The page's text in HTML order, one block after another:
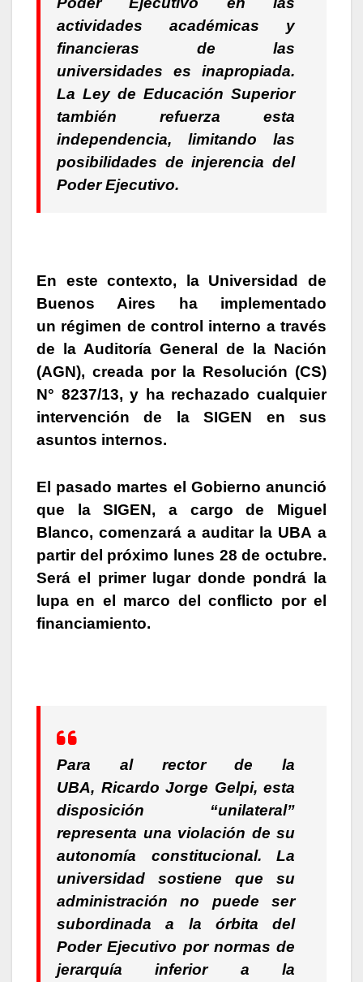
actividades académicas y
financieras de las
universidades es inapropiada.
La Ley de Educación Superior
también refuerza esta
independencia, limitando las
posibilidades de injerencia del
Poder Ejecutivo.
En este contexto, la Universidad de
Buenos Aires ha implementado
un régimen de control interno a través
de la Auditoría General de la Nación
(AGN), creada por la Resolución (CS)
N° 8237/13, y ha rechazado cualquier
intervención de la SIGEN en sus
asuntos internos.
El pasado martes el Gobierno anunció
que la SIGEN, a cargo de Miguel
Blanco, comenzará a auditar la UBA a
partir del próximo lunes 28 de octubre.
Será el primer lugar donde pondrá la
lupa en el marco del conflicto por el
financiamiento.
Para al rector de la
UBA, Ricardo Jorge Gelpi, esta
disposición “unilateral”
representa una violación de su
autonomía constitucional. La
universidad sostiene que su
administración no puede ser
subordinada a la órbita del
Poder Ejecutivo por normas de
jerarquía inferior a la